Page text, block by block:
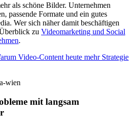
als schöne Bilder. Unternehmen
passende Formate und ein gutes
Wer sich näher damit beschäftigen
zu Videomarketing und Social
.
Video-Content heute mehr Strategie
mit langsam